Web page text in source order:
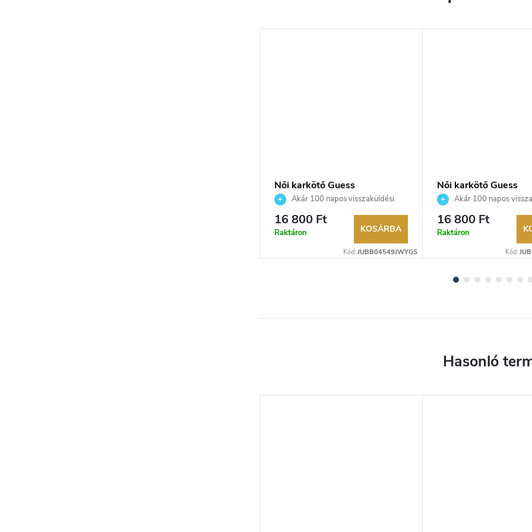
Női karkötő Guess
JUBB04549JWYGS
Akár 100 napos visszaküldési
lehetőség. Hivatalos márkakereskedő.
16 800 Ft
Raktáron KOSÁRBA
Kód: JUBB04549JWYGS
Női karkötő Guess
JUBB05022JWRHS
Akár 100 napos
lehetőség. Hivatalos
16 800 Ft
Raktáron
Kód: